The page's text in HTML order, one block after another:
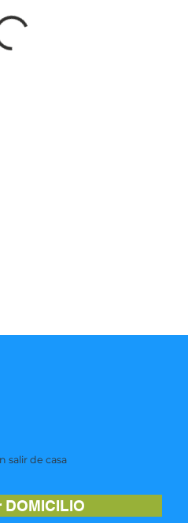
salir de casa